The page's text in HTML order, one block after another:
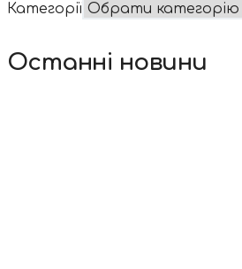
Категорії
Останні новини